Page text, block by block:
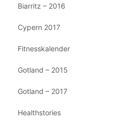
Biarritz – 2016
Cypern 2017
Fitnesskalender
Gotland – 2015
Gotland – 2017
Healthstories